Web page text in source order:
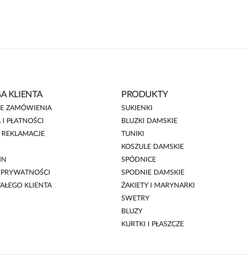
KLIENTA
ZAMÓWIENIA
PŁATNOŚCI
KLIENTA
PRODUKTY
SUKIENKI
BLUZKI DAMSKIE
TUNIKI
KOSZULE DAMSKIE
SPÓDNICE
SPODNIE DAMSKIE
ŻAKIETY I MARYNARKI
SWETRY
BLUZY
KURTKI I PŁASZCZE